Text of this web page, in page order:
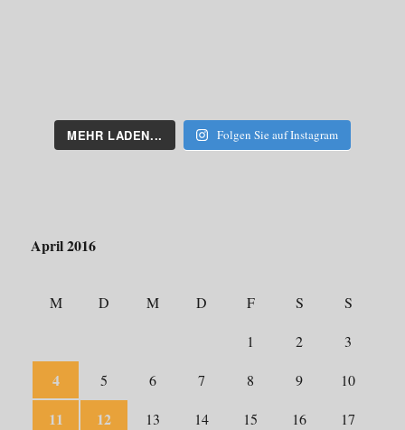
MEHR LADEN... Folgen Sie auf Instagram
April 2016
M D M D F S S
1 2 3
4 5 6 7 8 9 10
11 12 13 14 15 16 17